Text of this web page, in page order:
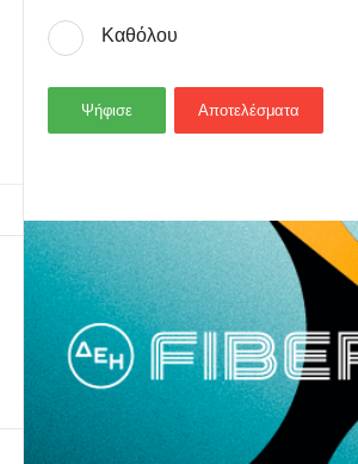
Καθόλου
Ψήφισε Αποτελέσματα
- Advertisement -